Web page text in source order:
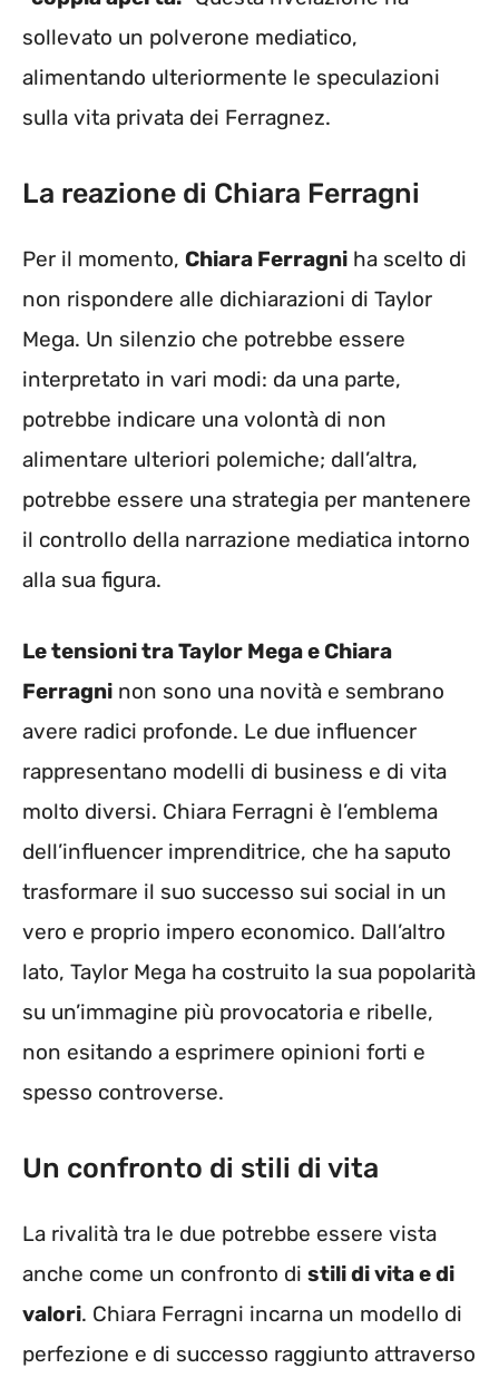
sollevato un polverone mediatico,
alimentando ulteriormente le speculazioni
sulla vita privata dei Ferragnez.
La reazione di Chiara Ferragni
Per il momento, Chiara Ferragni ha scelto di
non rispondere alle dichiarazioni di Taylor
Mega. Un silenzio che potrebbe essere
interpretato in vari modi: da una parte,
potrebbe indicare una volontà di non
alimentare ulteriori polemiche; dall’altra,
potrebbe essere una strategia per mantenere
il controllo della narrazione mediatica intorno
alla sua figura.
Le tensioni tra Taylor Mega e Chiara
Ferragni non sono una novità e sembrano
avere radici profonde. Le due influencer
rappresentano modelli di business e di vita
molto diversi. Chiara Ferragni è l’emblema
dell’influencer imprenditrice, che ha saputo
trasformare il suo successo sui social in un
vero e proprio impero economico. Dall’altro
lato, Taylor Mega ha costruito la sua popolarità
su un’immagine più provocatoria e ribelle,
non esitando a esprimere opinioni forti e
spesso controverse.
Un confronto di stili di vita
La rivalità tra le due potrebbe essere vista
anche come un confronto di stili di vita e di
valori. Chiara Ferragni incarna un modello di
perfezione e di successo raggiunto attraverso